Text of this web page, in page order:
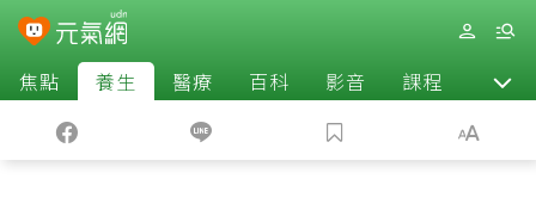
焦點 養生 醫療 百科 影音 課程 退休